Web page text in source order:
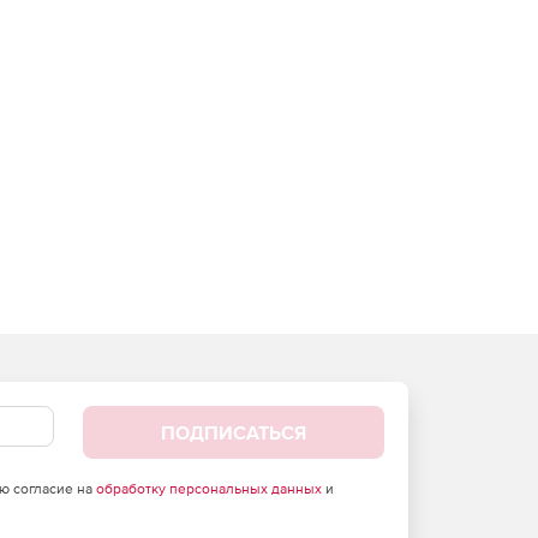
ПОДПИСАТЬСЯ
согласие на обработку персональных данныхи